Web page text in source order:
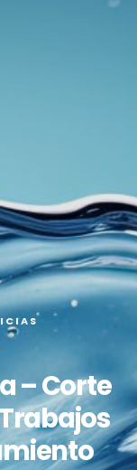
– Corte